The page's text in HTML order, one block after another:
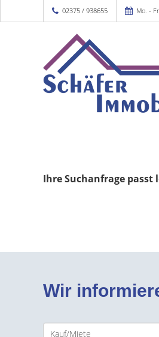
02375 / 938655 Mo. -
Ihre Suchanfrage passt
Wir